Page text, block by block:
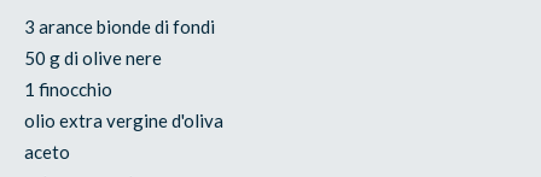
3 arance bionde di fondi
50 g di olive nere
1 finocchio
olio extra vergine d'oliva
aceto